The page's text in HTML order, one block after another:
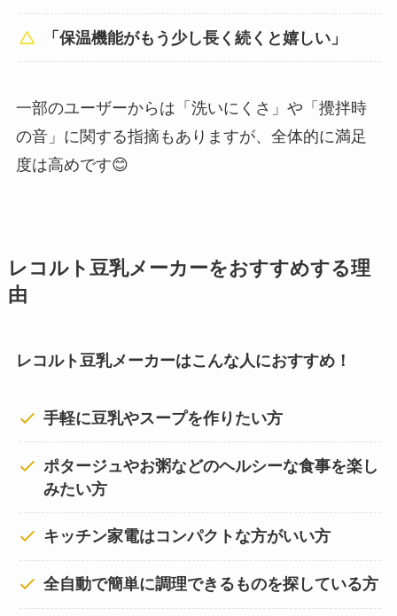
「保温機能がもう少し長く続くと嬉しい」
一部のユーザーからは「洗いにくさ」や「攪拌時
の音」に関する指摘もありますが、全体的に満足
度は高めです😊
レコルト豆乳メーカーをおすすめする理
由
レコルト豆乳メーカーはこんな人におすすめ！
手軽に豆乳やスープを作りたい方
ポタージュやお粥などのヘルシーな食事を楽し
みたい方
キッチン家電はコンパクトな方がいい方
全自動で簡単に調理できるものを探している方